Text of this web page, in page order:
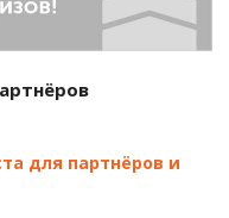
для партнёров и